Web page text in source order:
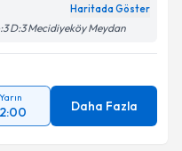
Haritada Göster
D:3 Mecidiyeköy Meydan
Yarın
Daha Fazla